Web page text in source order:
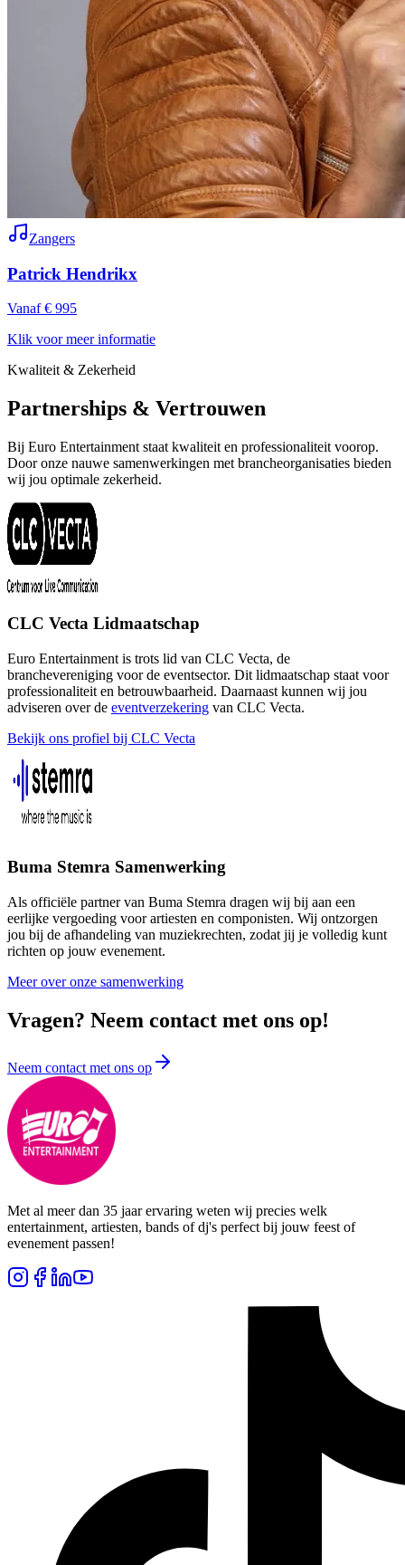
Zangers
Patrick Hendrikx
Vanaf € 995
Klik voor meer informatie
Kwaliteit & Zekerheid
Partnerships & Vertrouwen
Bij Euro Entertainment staat kwaliteit en professionaliteit voorop.
Door onze nauwe samenwerkingen met brancheorganisaties bieden
wij jou optimale zekerheid.
CLC Vecta Lidmaatschap
Euro Entertainment is trots lid van CLC Vecta, de
branchevereniging voor de eventsector. Dit lidmaatschap staat voor
professionaliteit en betrouwbaarheid. Daarnaast kunnen wij jou
adviseren over de eventverzekering van CLC Vecta.
Bekijk ons profiel bij CLC Vecta
Buma Stemra Samenwerking
Als officiële partner van Buma Stemra dragen wij bij aan een
eerlijke vergoeding voor artiesten en componisten. Wij ontzorgen
jou bij de afhandeling van muziekrechten, zodat jij je volledig kunt
richten op jouw evenement.
Meer over onze samenwerking
Vragen? Neem contact met ons op!
Neem contact met ons op
Met al meer dan 35 jaar ervaring weten wij precies welk
entertainment, artiesten, bands of dj's perfect bij jouw feest of
evenement passen!